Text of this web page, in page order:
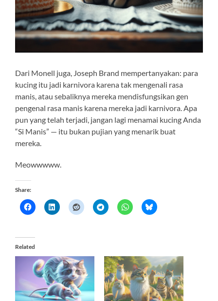
Dari Monell juga, Joseph Brand mempertanyakan: para
kucing itu jadi karnivora karena tak mengenali rasa
manis, atau sebaliknya mereka mendisfungsikan gen
pengenal rasa manis karena mereka jadi karnivora. Apa
pun yang telah terjadi, jangan lagi menamai kucing Anda
“Si Manis” — itu bukan pujian yang menarik buat
mereka.
Meowwwww.
Share:
Related